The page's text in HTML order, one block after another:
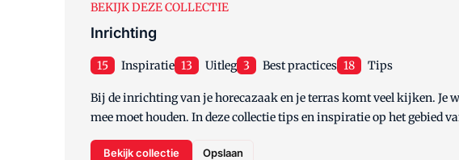
BEKIJK DEZE COLLECTIE
Inrichting
15 Inspiratie 13 Uitleg 3 Best practices 18 Tips
Bij de inrichting van je horecazaak en je terras komt veel kijken. Je
mee moet houden. In deze collectie tips en inspiratie op het
Bekijk collectie Opslaan